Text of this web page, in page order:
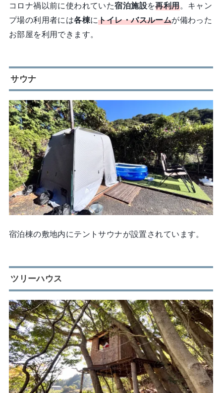
コロナ禍以前に使われていた宿泊施設を再利用。キャン
プ場の利用者には各棟にトイレ・バスルームが備わった
お部屋を利用できます。
サウナ
宿泊棟の敷地内にテントサウナが設置されています。
ツリーハウス